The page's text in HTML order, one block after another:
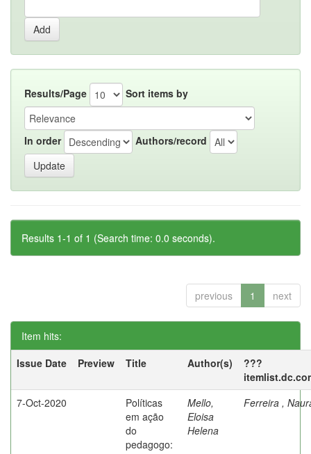
Results/Page Sort items by
In order Authors/record
Results 1-1 of 1 (Search time: 0.0 seconds).
previous 1 next
Item hits:
Issue Date
Preview Title Author(s)
???
7-Oct-2020
Políticas
em ação
do
pedagogo:
Mello,
Eloisa
Helena
Ferreira ,